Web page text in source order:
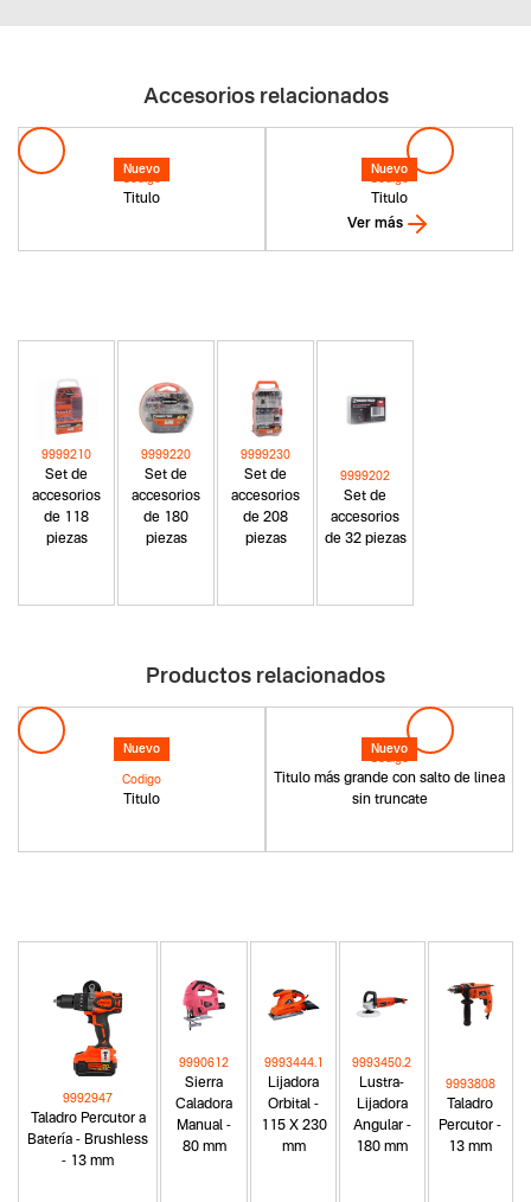
Accesorios relacionados
Nuevo
Titulo
Nuevo
Titulo
Ver más
Set de
accesorios
de 118
piezas
9999210
Set de
accesorios
de 180
piezas
9999220
Set de
accesorios
de 208
piezas
9999230
Set de
accesorios
de 32 piezas
9999202
Productos relacionados
Nuevo
Titulo
Codigo
Nuevo
Titulo más grande con salto de linea
sin truncate
Taladro Percutor a
Batería - Brushless
- 13 mm
9992947
Sierra
Caladora
Manual -
80 mm
9990612
Lijadora
Orbital -
115 X 230
mm
9993444.1
Lustra-
Lijadora
Angular -
180 mm
9993450.2
Taladro
Percutor -
13 mm
9993808